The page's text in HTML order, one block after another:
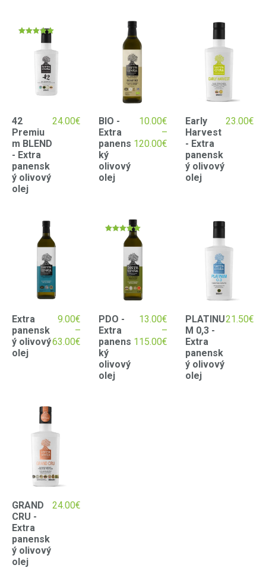
Hodnotenie
42
Premiu
m BLEND
- Extra
panensk
ý olivový
olej
24.00€
BIO -
Extra
panens
ký
olivový
olej
10.00€
–
120.00€
Early
Harvest
- Extra
panensk
ý olivový
olej
23.00€
Extra
panensk
ý olivový
olej
9.00€
–
63.00€
Hodnotenie
PDO -
Extra
panens
ký
olivový
olej
13.00€
–
115.00€
PLATINU
M 0,3 -
Extra
panensk
ý olivový
olej
21.50€
GRAND
CRU -
Extra
panensk
ý olivový
olej
24.00€